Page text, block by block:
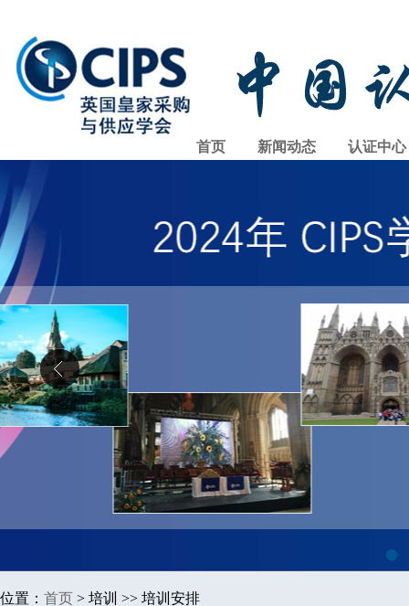
首页 新闻动态 认证中心
1
位置： 首页 > 培训 >> 培训安排